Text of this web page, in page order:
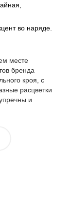
во наряде.
месте
бренда
кроя, с
расцветки
и